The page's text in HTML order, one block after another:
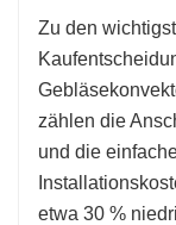
Zu den
zählen die
und die
etwa 30 %